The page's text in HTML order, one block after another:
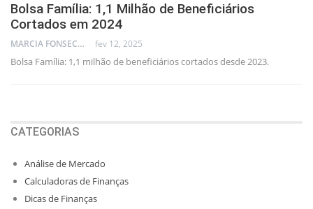
Bolsa Família: 1,1 Milhão de Beneficiários
Cortados em 2024
MARCIA FONSECA - FINANCIAL CONSULTANT fev 12, 2025
Bolsa Família: 1,1 milhão de beneficiários cortados desde 2023.
CATEGORIAS
Análise de Mercado
Calculadoras de Finanças
Dicas de Finanças